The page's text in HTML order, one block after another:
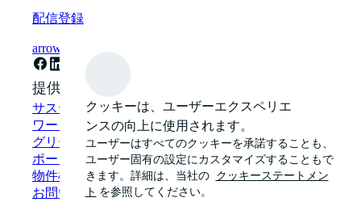
配信登録
arrow_forward
提供サービス
サステナビリティ・ソリューション
ワークプレイス・コンサルティング
グリーンビルディング・グリーンリース
ポートフォリオマネジメント
物件検索
お問い合わせ
クッキーは、ユーザーエクスペリエ
ンスの向上に使用されます。
ユーザーはすべてのクッキーを承諾することも、
ユーザー固有の設定にカスタマイズすることもで
きます。詳細は、当社の クッキーステートメン
トを参照してください。